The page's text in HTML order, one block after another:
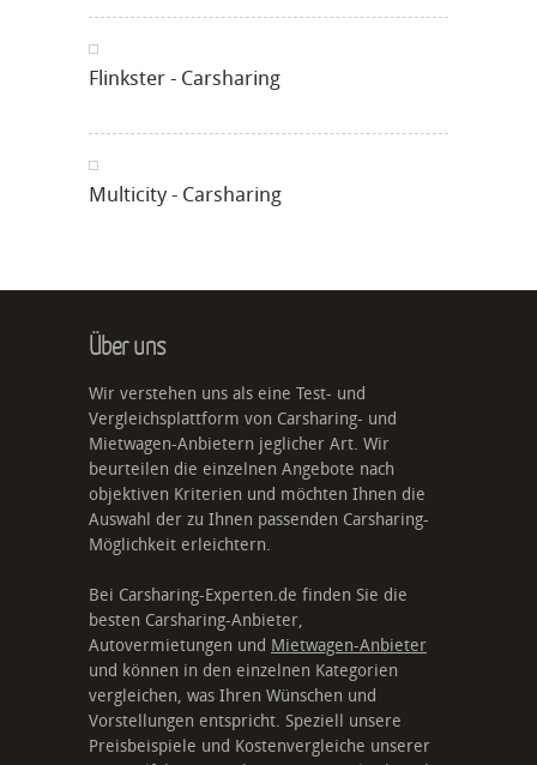
Flinkster - Carsharing
Multicity - Carsharing
Über uns
Wir verstehen uns als eine Test- und
Vergleichsplattform von Carsharing- und
Mietwagen-Anbietern jeglicher Art. Wir
beurteilen die einzelnen Angebote nach
objektiven Kriterien und möchten Ihnen die
Auswahl der zu Ihnen passenden Carsharing-
Möglichkeit erleichtern.
Bei Carsharing-Experten.de finden Sie die
besten Carsharing-Anbieter,
Autovermietungen und Mietwagen-Anbieter
und können in den einzelnen Kategorien
vergleichen, was Ihren Wünschen und
Vorstellungen entspricht. Speziell unsere
Preisbeispiele und Kostenvergleiche unserer